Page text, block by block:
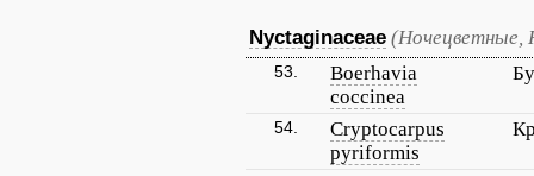
Nyctaginaceae (Ночецветные,
53.
Boerhavia
coccinea
54.
Cryptocarpus
pyriformis